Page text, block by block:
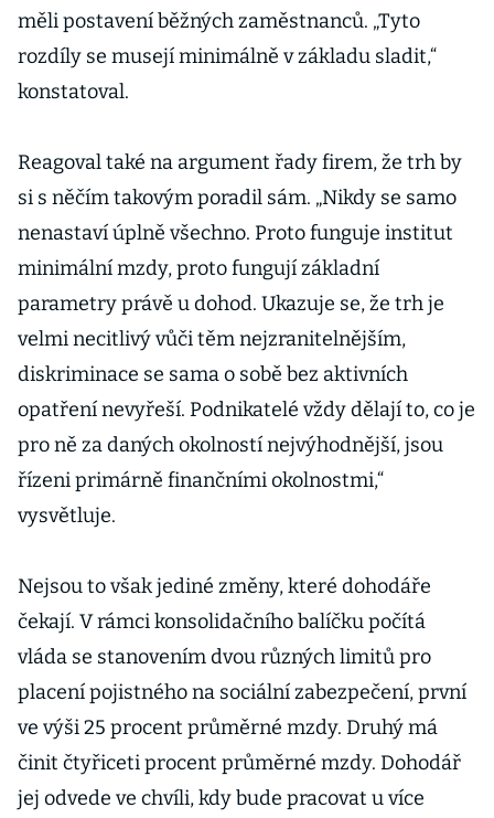
měli postavení běžných zaměstnanců. „Tyto
rozdíly se musejí minimálně v základu sladit,“
konstatoval.
Reagoval také na argument řady firem, že trh by
si s něčím takovým poradil sám. „Nikdy se samo
nenastaví úplně všechno. Proto funguje institut
minimální mzdy, proto fungují základní
parametry právě u dohod. Ukazuje se, že trh je
velmi necitlivý vůči těm nejzranitelnějším,
diskriminace se sama o sobě bez aktivních
opatření nevyřeší. Podnikatelé vždy dělají to, co je
pro ně za daných okolností nejvýhodnější, jsou
řízeni primárně finančními okolnostmi,“
vysvětluje.
Nejsou to však jediné změny, které dohodáře
čekají. V rámci konsolidačního balíčku počítá
vláda se stanovením dvou různých limitů pro
placení pojistného na sociální zabezpečení, první
ve výši 25 procent průměrné mzdy. Druhý má
činit čtyřiceti procent průměrné mzdy. Dohodář
jej odvede ve chvíli, kdy bude pracovat u více